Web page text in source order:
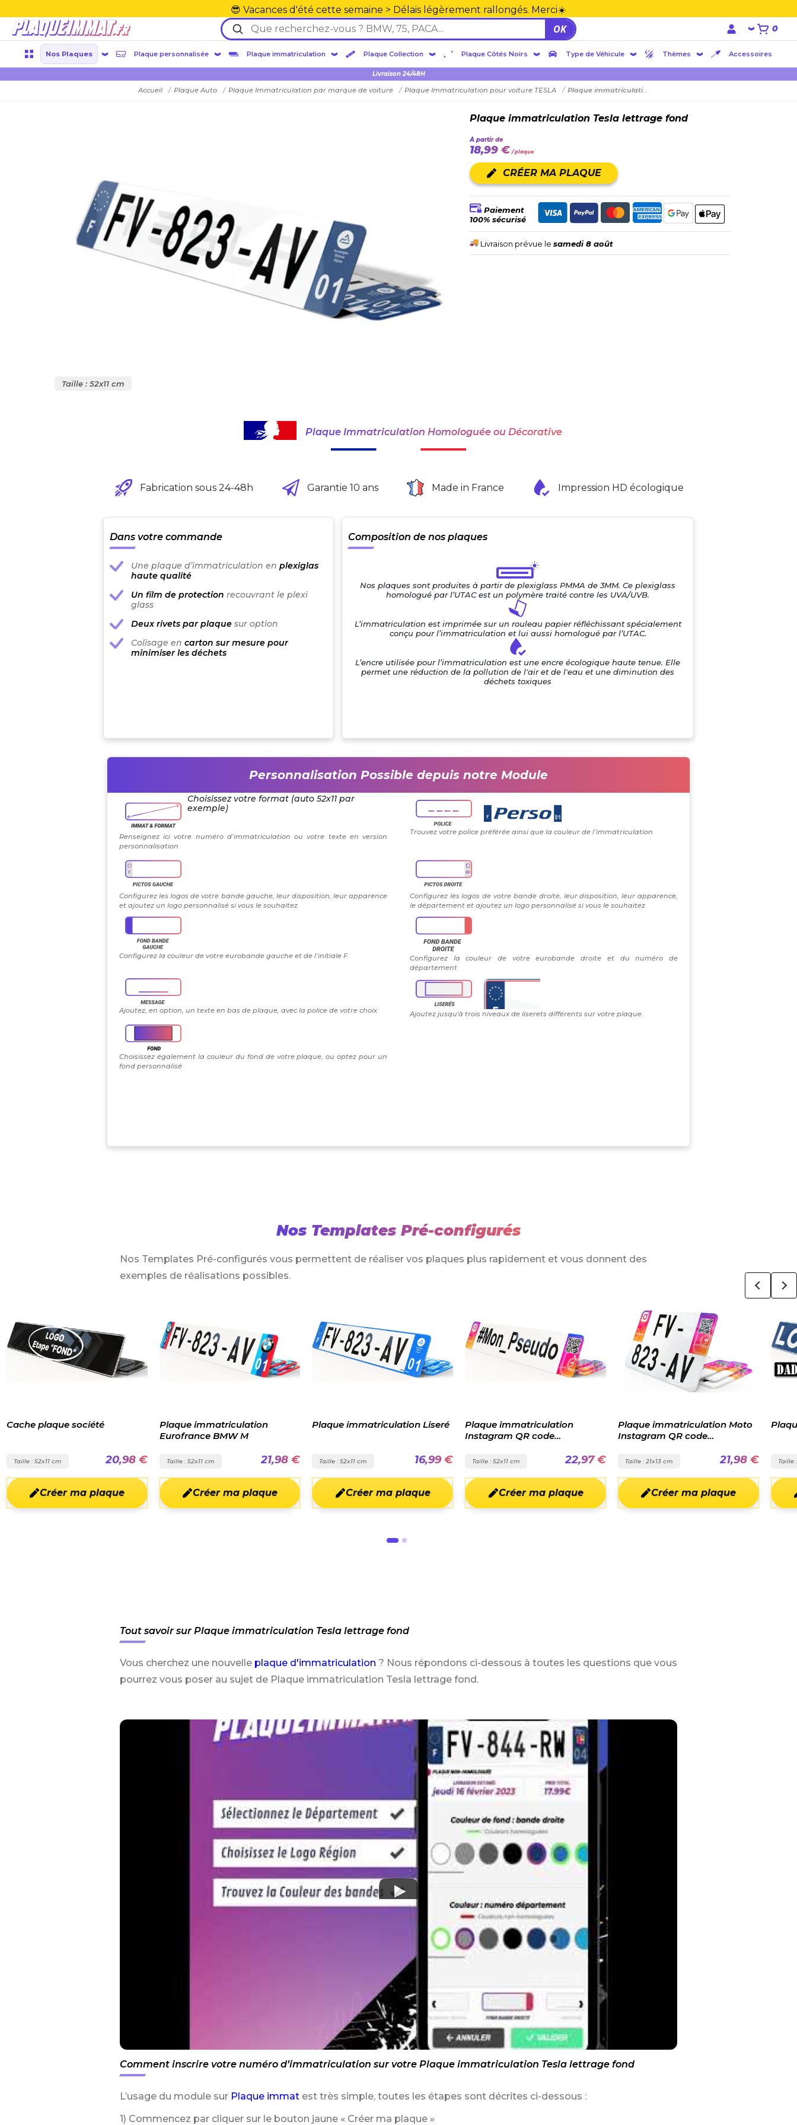
😎 Vacances d'été cette semaine > Délais légèrement rallongés. Merci☀️
OK 0
Nos Plaques Plaque personnalisée Plaque immatriculation Plaque Collection Plaque Côtés Noirs Type de Véhicule Thèmes Accessoires
Livraison 24/48H
Plexiglas en PMMA supérieure
Accueil Plaque Auto Plaque Immatriculation par marque de voiture Plaque Immatriculation pour voiture TESLA Plaque immatriculation Tesla lettrage fond
Taille : 52x11 cm
Plaque immatriculation Tesla lettrage fond
À partir de
18,99 € / plaque
CRÉER MA PLAQUE
Paiement
100% sécurisé
Livraison prévue le samedi 8 août
Plaque Immatriculation Homologuée ou Décorative
Fabrication sous 24-48h Garantie 10 ans Made in France Impression HD écologique
Dans votre commande
Une plaque d’immatriculation en plexiglas
haute qualité
Un film de protection recouvrant le plexi
glass
Deux rivets par plaquesur option
Colisage en carton sur mesure pour
minimiser les déchets
Composition de nos plaques
Nos plaques sont produites à partir de plexiglass PMMA de 3MM. Ce plexiglass
homologué par l’UTAC est un polymère traité contre les UVA/UVB.
L’immatriculation est imprimée sur un rouleau papier réfléchissant spécialement
conçu pour l’immatriculation et lui aussi homologué par l’UTAC.
L’encre utilisée pour l’immatriculation est une encre écologique haute tenue. Elle
permet une réduction de la pollution de l'air et de l'eau et une diminution des
déchets toxiques
Personnalisation Possible depuis notre Module
Choisissez votre format (auto 52x11 par
exemple)
Renseignez ici votre numéro d’immatriculation ou votre texte en version
personnalisation
Trouvez votre police préférée ainsi que la couleur de l’immatriculation
Configurez les logos de votre bande gauche, leur disposition, leur apparence
et ajoutez un logo personnalisé si vous le souhaitez
Configurez les logos de votre bande droite, leur disposition, leur apparence,
le département et ajoutez un logo personnalisé si vous le souhaitez
Configurez la couleur de votre eurobande gauche et de l’initiale F
Configurez la couleur de votre eurobande droite et du numéro de
département
Ajoutez, en option, un texte en bas de plaque, avec la police de votre choix Ajoutez jusqu'à trois niveaux de liserets différents sur votre plaque.
Choisissez également la couleur du fond de votre plaque, ou optez pour un
fond personnalisé
Nos Templates Pré-configurés
Nos Templates Pré-configurés vous permettent de réaliser vos plaques plus rapidement et vous donnent des
exemples de réalisations possibles.
€
Plaque immatriculation
Taille : 52x11 cm 21,98 €
Créer ma plaque
Plaque immatriculation Liseré
Taille : 52x11 cm 16,99 €
Créer ma plaque
Plaque immatriculation
Taille : 52x11 cm 22,97 €
Créer ma plaque
Plaque immatriculation Moto
Instagram QR code
Taille : 21x13 cm 21,98 €
Créer ma plaque
Plaque Personnalisée Surnom
Taille : 52x11 cm 22,97 €
Créer ma plaque
Tout savoir sur Plaque immatriculation Tesla lettrage fond
Vous cherchez une nouvelle plaque d'immatriculation ? Nous répondons ci-dessous à toutes les questions que vous
pourrez vous poser au sujet de Plaque immatriculation Tesla lettrage fond.
Comment inscrire votre numéro d’immatriculation sur votre Plaque immatriculation Tesla lettrage fond
L’usage du module sur Plaque immatest très simple, toutes les étapes sont décrites ci-dessous :
1) Commencez par cliquer sur le bouton jaune « Créer ma plaque »